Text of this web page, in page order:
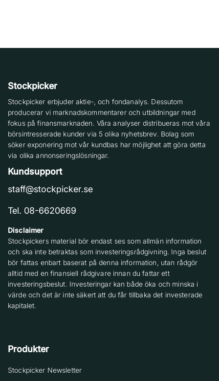
Stockpicker
Stockpicker erbjuder aktie-, och fondanalys. Dessutom
producerar vi marknadskommentarer och utbildningar med
fokus på finansmarknaden. Våra analyser distribueras mot våra
börsintresserade kunder via 5 olika nyhetsbrev. Bolag som
söker exponering mot vår kundbas har möjlighet att göra detta
via olika annonseringslösningar.
Kundsupport
staff@stockpicker.se
Tel. 08-6620669
Disclaimer
Stockpickers material bör endast ses som allmän information
och ska inte betraktas som investeringsrådgivning. Inga beslut
bör fattas enbart baserat på denna information, utan rådgör
alltid med en finansiell rådgivare innan du fattar ett
investeringsbeslut. Investeringar kan både öka och minska i
värde och det är inte säkert att du får tillbaka det investerade
kapitalet.
Produkter
Stockpicker Newsletter